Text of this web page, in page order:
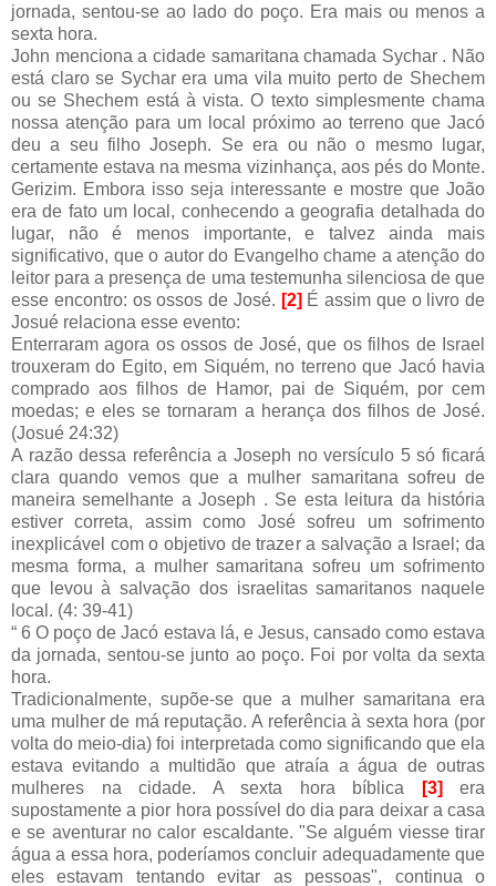
jornada, sentou-se ao lado do poço. Era mais ou menos a
sexta hora.
John menciona a cidade samaritana chamada Sychar . Não
está claro se Sychar era uma vila muito perto de Shechem
ou se Shechem está à vista. O texto simplesmente chama
nossa atenção para um local próximo ao terreno que Jacó
deu a seu filho Joseph. Se era ou não o mesmo lugar,
certamente estava na mesma vizinhança, aos pés do Monte.
Gerizim. Embora isso seja interessante e mostre que João
era de fato um local, conhecendo a geografia detalhada do
lugar, não é menos importante, e talvez ainda mais
significativo, que o autor do Evangelho chame a atenção do
leitor para a presença de uma testemunha silenciosa de que
esse encontro: os ossos de José. [2] É assim que o livro de
Josué relaciona esse evento:
Enterraram agora os ossos de José, que os filhos de Israel
trouxeram do Egito, em Siquém, no terreno que Jacó havia
comprado aos filhos de Hamor, pai de Siquém, por cem
moedas; e eles se tornaram a herança dos filhos de José.
(Josué 24:32)
A razão dessa referência a Joseph no versículo 5 só ficará
clara quando vemos que a mulher samaritana sofreu de
maneira semelhante a Joseph . Se esta leitura da história
estiver correta, assim como José sofreu um sofrimento
inexplicável com o objetivo de trazer a salvação a Israel; da
mesma forma, a mulher samaritana sofreu um sofrimento
que levou à salvação dos israelitas samaritanos naquele
local. (4: 39-41)
“ 6 O poço de Jacó estava lá, e Jesus, cansado como estava
da jornada, sentou-se junto ao poço. Foi por volta da sexta
hora.
Tradicionalmente, supõe-se que a mulher samaritana era
uma mulher de má reputação. A referência à sexta hora (por
volta do meio-dia) foi interpretada como significando que ela
estava evitando a multidão que atraía a água de outras
mulheres na cidade. A sexta hora bíblica
[3] era
supostamente a pior hora possível do dia para deixar a casa
e se aventurar no calor escaldante. "Se alguém viesse tirar
água a essa hora, poderíamos concluir adequadamente que
eles estavam tentando evitar as pessoas", continua o